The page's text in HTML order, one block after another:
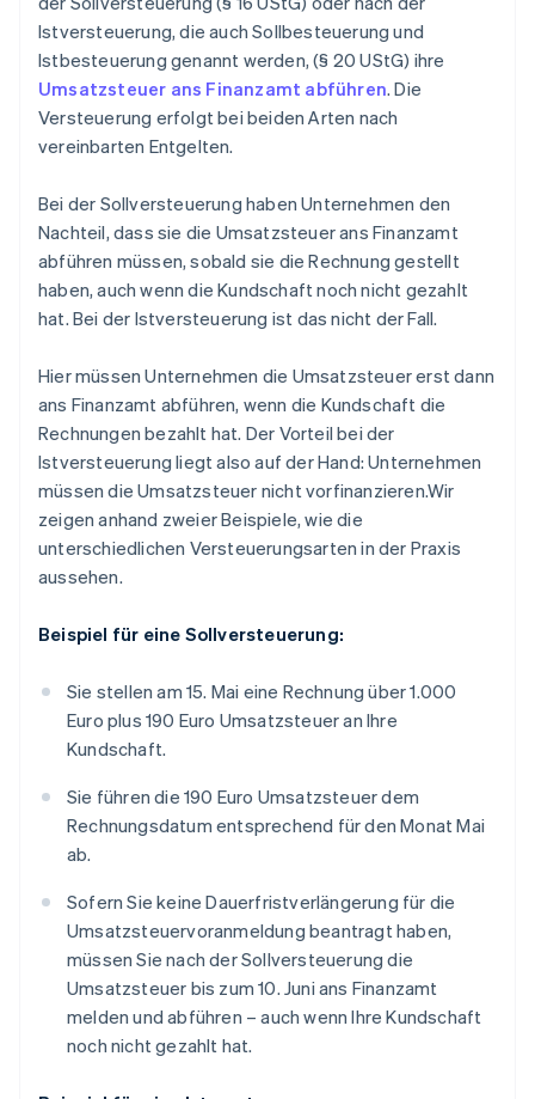
Istversteuerung, die auch Sollbesteuerung und
Istbesteuerung genannt werden, (§ 20 UStG) ihre
Umsatzsteuer ans Finanzamt abführen. Die
Versteuerung erfolgt bei beiden Arten nach
vereinbarten Entgelten.
Bei der Sollversteuerung haben Unternehmen den
Nachteil, dass sie die Umsatzsteuer ans Finanzamt
abführen müssen, sobald sie die Rechnung gestellt
haben, auch wenn die Kundschaft noch nicht gezahlt
hat. Bei der Istversteuerung ist das nicht der Fall.
Hier müssen Unternehmen die Umsatzsteuer erst dann
ans Finanzamt abführen, wenn die Kundschaft die
Rechnungen bezahlt hat. Der Vorteil bei der
Istversteuerung liegt also auf der Hand: Unternehmen
müssen die Umsatzsteuer nicht vorfinanzieren.Wir
zeigen anhand zweier Beispiele, wie die
unterschiedlichen Versteuerungsarten in der Praxis
aussehen.
Beispiel für eine Sollversteuerung:
Sie stellen am 15. Mai eine Rechnung über 1.000
Euro plus 190 Euro Umsatzsteuer an Ihre
Kundschaft.
Sie führen die 190 Euro Umsatzsteuer dem
Rechnungsdatum entsprechend für den Monat Mai
ab.
Sofern Sie keine Dauerfristverlängerung für die
Umsatzsteuervoranmeldung beantragt haben,
müssen Sie nach der Sollversteuerung die
Umsatzsteuer bis zum 10. Juni ans Finanzamt
melden und abführen – auch wenn Ihre Kundschaft
noch nicht gezahlt hat.